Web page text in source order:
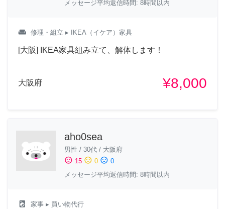
メッセージ平均返信時間: 8時間以内
weekend 修理・組立 ▸ IKEA（イケア）家具
[大阪] IKEA家具組み立て、解体します！
大阪府 ¥8,000
aho0sea
男性 / 30代 / 大阪府
sentiment_satisfied 15 sentiment_neutral 0 sentiment_dissatisfied 0
メッセージ平均返信時間: 8時間以内
local_laundry_service 家事 ▸ 買い物代行